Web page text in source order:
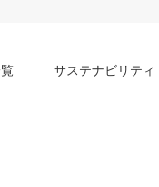
サステナビリティ